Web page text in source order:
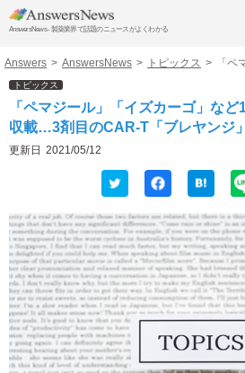
AnswersNews - 製薬業界で話題のニュースがよくわかる
Answers > AnswersNews > トピックス > 「
トピックス
「ペマジール」「イズカーゴ」な
収載…3剤目のCAR-T「ブレヤンジ
更新日 2021/05/12